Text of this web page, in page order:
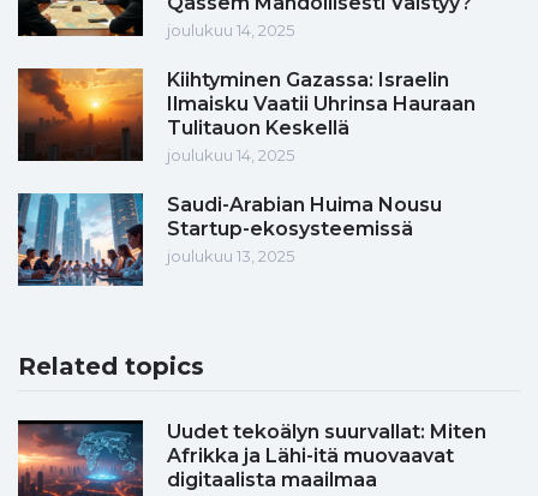
joulukuu 14, 2025
Kiihtyminen Gazassa: Israelin
Ilmaisku Vaatii Uhrinsa Hauraan
Tulitauon Keskellä
joulukuu 14, 2025
Saudi-Arabian Huima Nousu
Startup-ekosysteemissä
joulukuu 13, 2025
Related topics
Uudet tekoälyn suurvallat: Miten
Afrikka ja Lähi-itä muovaavat
digitaalista maailmaa